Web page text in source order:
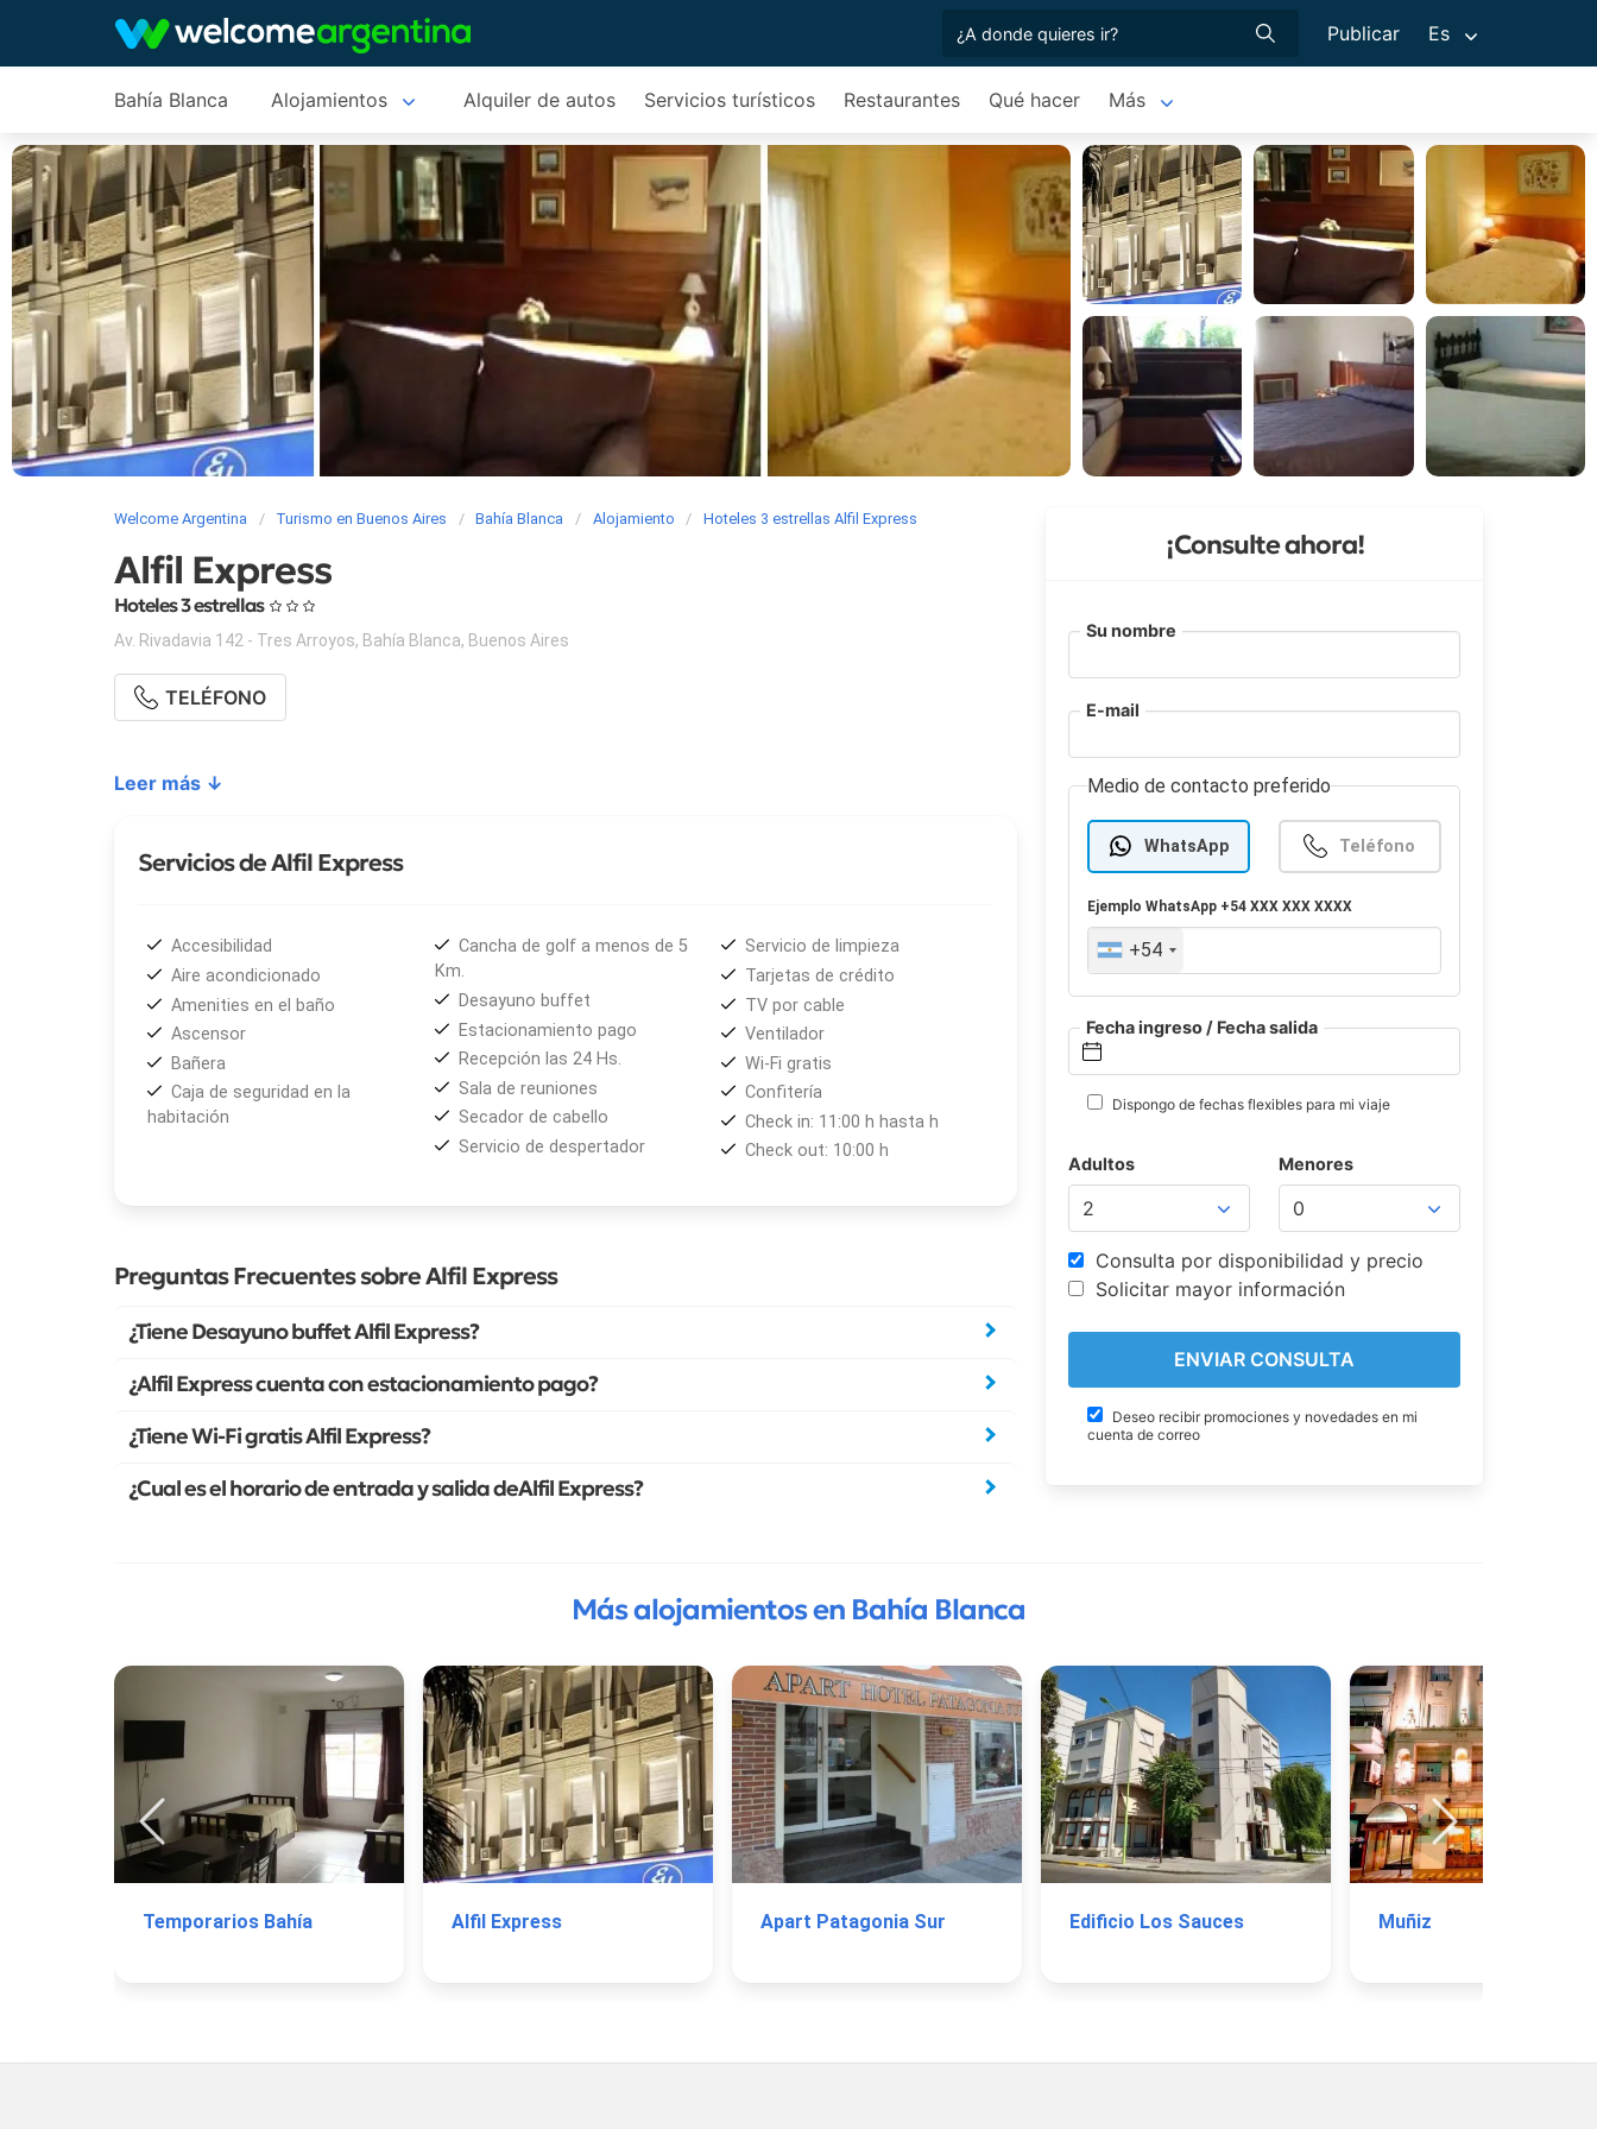
Publicar Es
Bahía Blanca Alojamientos Alquiler de autos Servicios turísticos Restaurantes Qué hacer Más
Welcome Argentina Turismo en Buenos Aires Bahía Blanca Alojamiento Hoteles 3 estrellas Alfil Express
Alfil Express
Hoteles 3 estrellas
Av. Rivadavia 142 - Tres Arroyos, Bahía Blanca, Buenos Aires
TELÉFONO
Leer más ↓
Servicios de Alfil Express
Accesibilidad
Aire acondicionado
Amenities en el baño
Ascensor
Bañera
Caja de seguridad en la
habitación
Cancha de golf a menos de 5
Km.
Desayuno buffet
Estacionamiento pago
Recepción las 24 Hs.
Sala de reuniones
Secador de cabello
Servicio de despertador
Servicio de limpieza
Tarjetas de crédito
TV por cable
Ventilador
Wi-Fi gratis
Confitería
Check in: 11:00 h hasta h
Check out: 10:00 h
Preguntas Frecuentes sobre Alfil Express
¿Tiene Desayuno buffet Alfil Express?
¿Alfil Express cuenta con estacionamiento pago?
¿Tiene Wi-Fi gratis Alfil Express?
¿Cual es el horario de entrada y salida deAlfil Express?
¡Consulte ahora!
Su nombre
E-mail
Medio de contacto preferido
WhatsApp Teléfono
EjemploWhatsApp +54 XXX XXX XXXX
+54
Fecha ingreso / Fecha salida
Dispongo de fechas flexibles para mi viaje
Adultos Menores
Consulta por disponibilidad y precio
Solicitar mayor información
Deseo recibir promociones y novedades en mi
cuenta de correo
Más alojamientos en Bahía Blanca
Temporarios Bahía Alfil Express Apart Patagonia Sur Edificio Los Sauces Muñiz